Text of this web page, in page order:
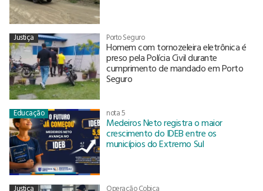
Justiça Porto Seguro
Homem com tornozeleira eletrônica é
preso pela Polícia Civil durante
cumprimento de mandado em Porto
Seguro
Educação nota 5
Medeiros Neto registra o maior
crescimento do IDEB entre os
municípios do Extremo Sul
Justiça Operação Cobiça